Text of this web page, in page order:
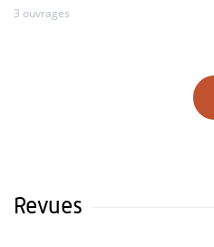
3 ouvrages
Revues